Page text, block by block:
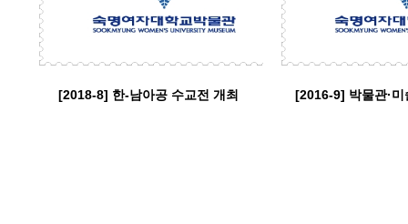
[2018-8] 한-남아공 수교전 개최 [2016-9] 박물관·미